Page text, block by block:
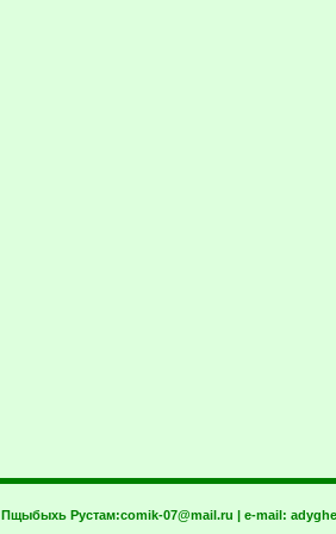
Пщыбыхь Рустам:comik-07@mail.ru | e-mail: